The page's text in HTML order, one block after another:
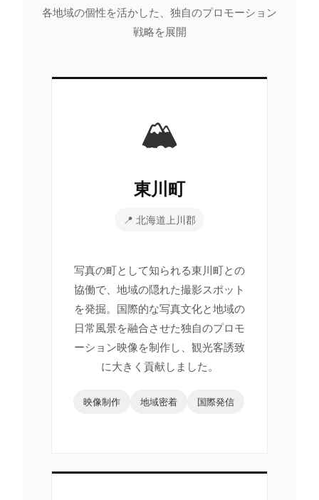
各地域の個性を活かした、独自のプロモーション
戦略を展開
🏔️
東川町
📍 北海道上川郡
写真の町として知られる東川町との
協働で、地域の隠れた撮影スポット
を発掘。国際的な写真文化と地域の
日常風景を融合させた独自のプロモ
ーション映像を制作し、観光客誘致
に大きく貢献しました。
映像制作 地域密着 国際発信